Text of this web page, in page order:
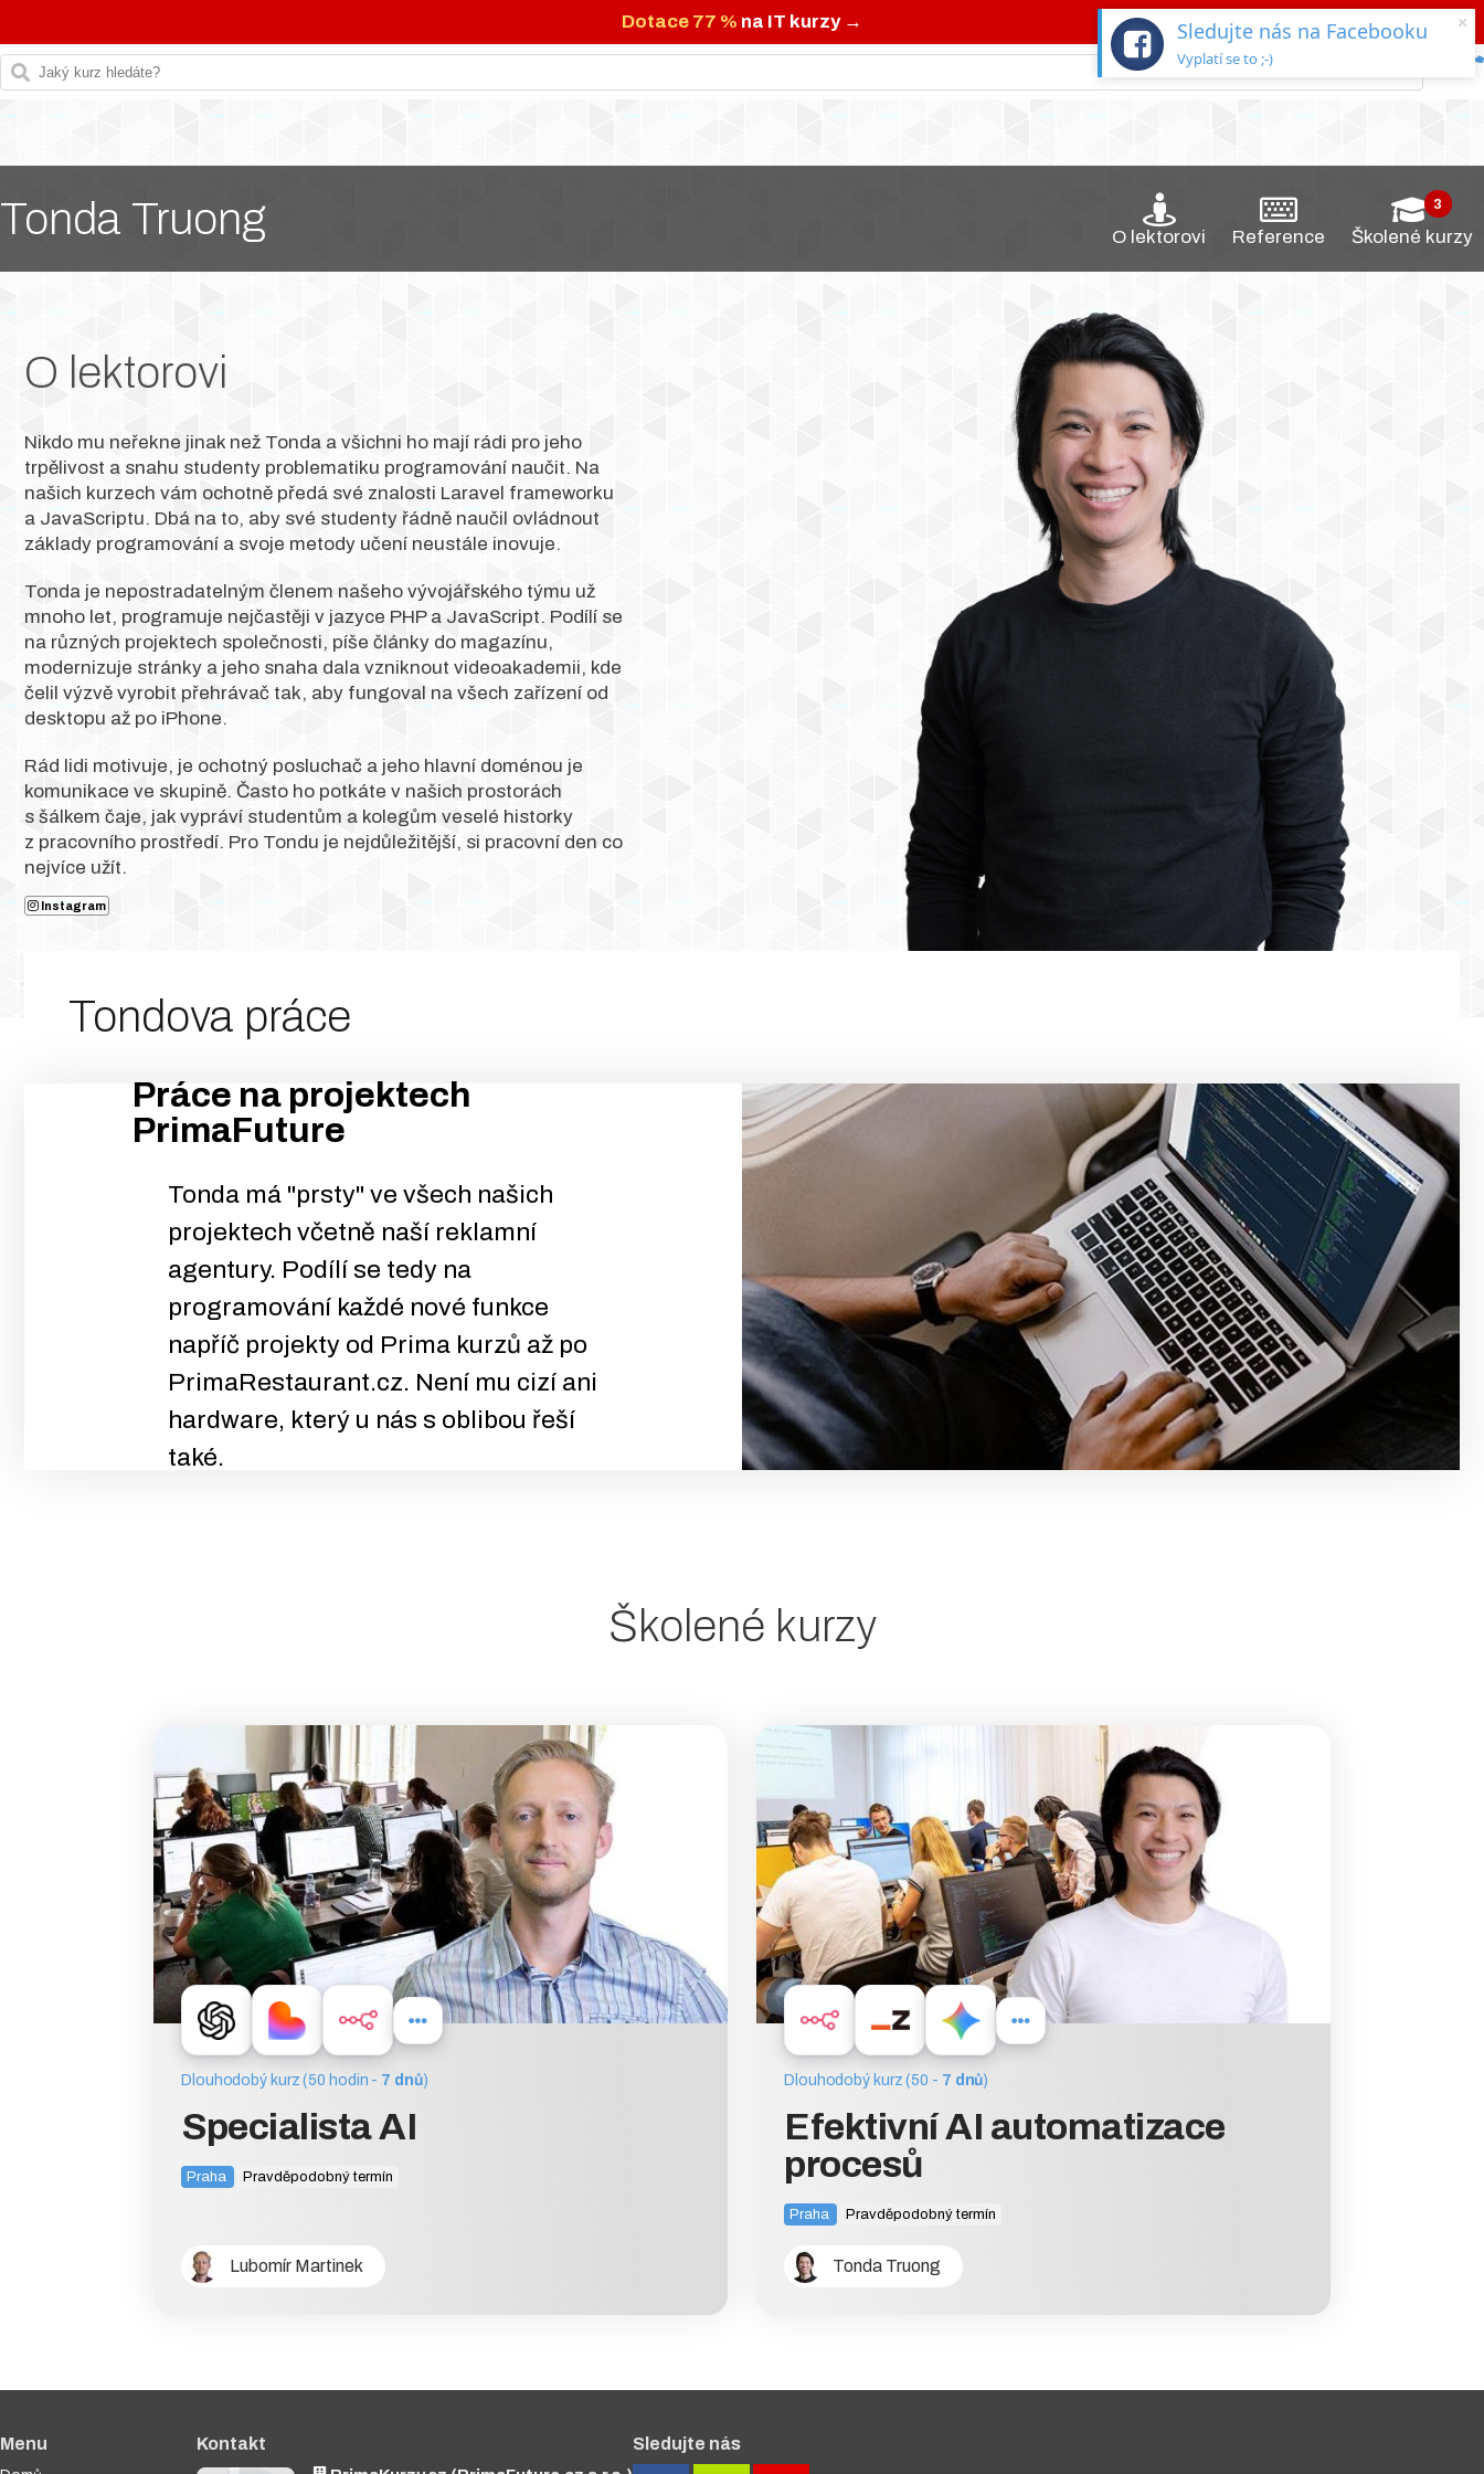
Dotace 77 % na IT kurzy →
Tonda Truong O lektorovi Reference Školené kurzy
O lektorovi
Nikdo mu neřekne jinak než Tonda a všichni ho mají rádi pro jeho
trpělivost a snahu studenty problematiku programování naučit. Na
našich kurzech vám ochotně předá své znalosti Laravel frameworku
a JavaScriptu. Dbá na to, aby své studenty řádně naučil ovládnout
základy programování a svoje metody učení neustále inovuje.
Tonda je nepostradatelným členem našeho vývojářského týmu už
mnoho let, programuje nejčastěji v jazyce PHP a JavaScript. Podílí se
na různých projektech společnosti, píše články do magazínu,
modernizuje stránky a jeho snaha dala vzniknout videoakademii, kde
čelil výzvě vyrobit přehrávač tak, aby fungoval na všech zařízení od
desktopu až po iPhone.
Rád lidi motivuje, je ochotný posluchač a jeho hlavní doménou je
komunikace ve skupině. Často ho potkáte v našich prostorách
s šálkem čaje, jak vypráví studentům a kolegům veselé historky
z pracovního prostředí. Pro Tondu je nejdůležitější, si pracovní den co
nejvíce užít.
Instagram
Tondova práce
Práce na projektech
PrimaFuture
Tonda má "prsty" ve všech našich
projektech včetně naší reklamní
agentury. Podílí se tedy na
programování každé nové funkce
napříč projekty od Prima kurzů až po
PrimaRestaurant.cz. Není mu cizí ani
hardware, který u nás s oblibou řeší
také.
Školené kurzy
Dlouhodobý kurz (50 hodin - 7 dnů)
Specialista AI
Praha Pravděpodobný termín
Lubomír Martinek
Dlouhodobý kurz (50 - 7 dnů)
Efektivní AI automatizace
procesů
Praha Pravděpodobný termín
Tonda Truong
Menu Kontakt Sledujte nás
×
Sledujte nás na Facebooku
Vyplatí se to ;-)